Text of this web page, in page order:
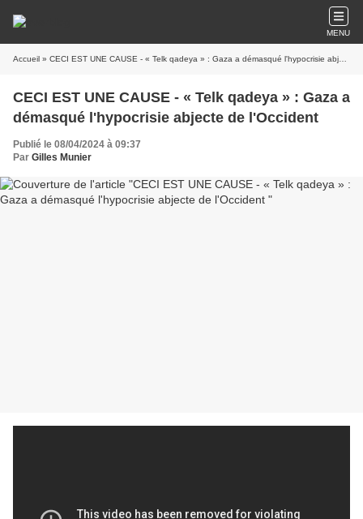
MENU
Accueil » CECI EST UNE CAUSE - « Telk qadeya » : Gaza a démasqué l'hypocrisie abjecte de l'Occident
CECI EST UNE CAUSE - « Telk qadeya » : Gaza a
démasqué l'hypocrisie abjecte de l'Occident
Publié le 08/04/2024 à 09:37
Par Gilles Munier